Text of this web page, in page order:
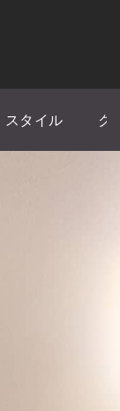
スタイル ク